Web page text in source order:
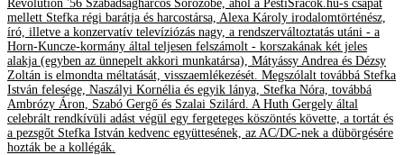
Revolution '56 Szabadságharcos Sörözőbe, ahol a PestiSrácok.hu-s csapat
mellett Stefka régi barátja és harcostársa, Alexa Károly irodalomtörténész,
író, illetve a konzervatív televíziózás nagy, a rendszerváltoztatás utáni - a
Horn-Kuncze-kormány által teljesen felszámolt - korszakának két jeles
alakja (egyben az ünnepelt akkori munkatársa), Mátyássy Andrea és Dézsy
Zoltán is elmondta méltatását, visszaemlékezését. Megszólalt továbbá Stefka
István felesége, Naszályi Kornélia és egyik lánya, Stefka Nóra, továbbá
Ambrózy Áron, Szabó Gergő és Szalai Szilárd. A Huth Gergely által
celebrált rendkívüli adást végül egy fergeteges köszöntés követte, a tortát és
a pezsgőt Stefka István kedvenc együttesének, az AC/DC-nek a dübörgésére
hozták be a kollégák.